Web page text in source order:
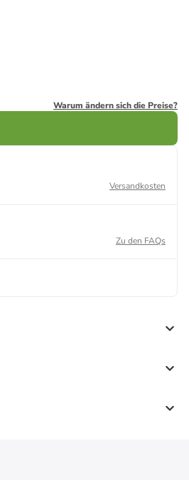
Warum ändern sich die Preise?
Versandkosten
Zu den FAQs